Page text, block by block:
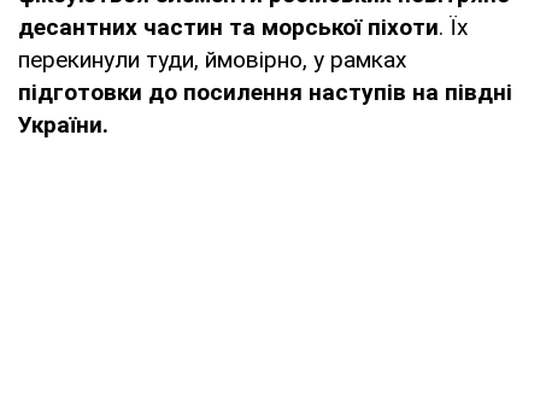
десантних частин та морської піхоти. Їх
перекинули туди, ймовірно, у рамках
підготовки до посилення наступів на півдні
України.